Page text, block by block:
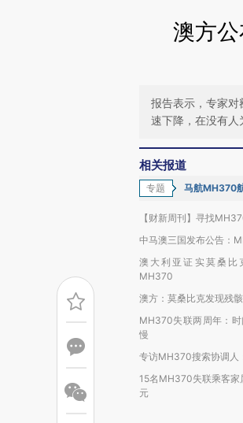
澳方
报告表示，专家
速下降，在没有
相关报道
专题 马航MH370
【财新周刊】寻找
中马澳三国发布公告：
澳大利亚证实莫桑比
MH370
澳方：莫桑比克发现残
MH370失联两周年：
慢
专访MH370搜索协调人
15名MH370失联乘客家
元